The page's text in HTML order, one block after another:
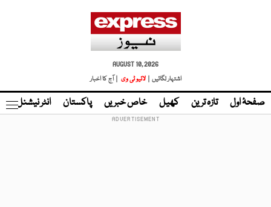
AUGUST 10, 2026
اشتہار لگائیں |
لائیو ٹی وی | آج کا اخبار
صفحۂ اول تازہ ترین کھیل خاص خبریں پاکستان انٹر نیشنل